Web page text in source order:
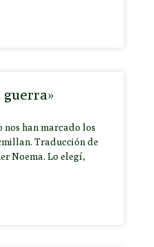
nos han marcado los
Traducción de
Noema. Lo elegí,